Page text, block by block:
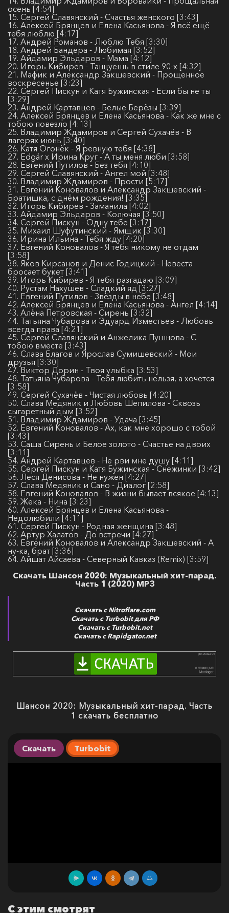
осень [4:54]
15. Сергей Славянский - Счастья женского [3:43]
16. Алексей Брянцев и Елена Касьянова - Я всё ещё
тебя люблю [4:17]
17. Андрей Романов - Люблю Тебя [3:30]
18. Андрей Бандера - Любимая [3:52]
19. Айдамир Эльдаров - Мама [4:12]
20. Игорь Кибирев - Танцуешь в стиле 90-х [4:32]
21. Мафик и Александр Закшевский - Прощенное
воскресенье [3:23]
22. Сергей Пискун и Катя Бужинская - Если бы не ты
[3:29]
23. Андрей Картавцев - Белые Берёзы [3:39]
24. Алексей Брянцев и Елена Касьянова - Как же мне с
тобою повезло [4:13]
25. Владимир Ждамиров и Сергей Сухачёв - В
лагерях июнь [3:40]
26. Катя Огонёк - Я ревную тебя [4:38]
27. Edgär x Ирина Круг - А ты меня люби [3:58]
28. Евгений Путилов - Без тебя [4:10]
29. Сергей Славянский - Ангел мой [3:48]
30. Владимир Ждамиров - Прости [5:17]
31. Евгений Коновалов и Александр Закшевский -
Братишка, с днём рождения! [3:35]
32. Игорь Кибирев - Заманила [4:02]
33. Айдамир Эльдаров - Колючая [3:50]
34. Сергей Пискун - Одну тебе [3:17]
35. Михаил Шуфутинский - Ямщик [3:30]
36. Ирина Ильина - Тебя жду [4:20]
37. Евгений Коновалов - Я тебя никому не отдам
[3:58]
38. Яков Кирсанов и Денис Годицкий - Невеста
бросает букет [3:41]
39. Игорь Кибирев - Я тебя разгадаю [3:09]
40. Рустам Нахушев - Сладкий яд [3:27]
41. Евгений Путилов - Звёзды в небе [3:48]
42. Алексей Брянцев и Елена Касьянова - Ангел [4:14]
43. Алёна Петровская - Сирень [3:32]
44. Татьяна Чубарова и Эдуард Изместьев - Любовь
всегда права [4:21]
45. Сергей Славянский и Анжелика Пушнова - С
тобою вместе [3:43]
46. Слава Благов и Ярослав Сумишевский - Мои
друзья [3:30]
47. Виктор Дорин - Твоя улыбка [3:53]
48. Татьяна Чубарова - Тебя любить нельзя, а хочется
[3:58]
49. Сергей Сухачёв - Чистая любовь [4:20]
50. Слава Медяник и Любовь Шепилова - Сквозь
сыгаретный дым [3:52]
51. Владимир Ждамиров - Удача [3:45]
52. Евгений Коновалов - Ах, как мне хорошо с тобой
[3:43]
53. Саша Сирень и Белое золото - Счастье на двоих
[3:11]
54. Андрей Картавцев - Не рви мне душу [4:11]
55. Сергей Пискун и Катя Бужинская - Снежинки [3:42]
56. Леся Денисова - Не нужен [4:27]
57. Слава Медяник и Сано - Диалог [2:58]
58. Евгений Коновалов - В жизни бывает всякое [4:13]
59. Жека - Нина [3:23]
60. Алексей Брянцев и Елена Касьянова -
Недолюбили [4:11]
61. Сергей Пискун - Родная женщина [3:48]
62. Артур Халатов - До встречи [4:27]
63. Евгений Коновалов и Александр Закшевский - А
ну-ка, брат [3:36]
64. Айшат Айсаева - Северный Кавказ (Remix) [3:59]
Скачать Шансон 2020: Музыкальный хит-парад.
Часть 1 (2020) MP3
Скачать с Nitroflare.com
Скачать с Turbobit для РФ
Скачать с Turbobit.net
Скачать с Rapidgator.net
Шансон 2020: Музыкальный хит-парад. Часть
1 скачать бесплатно
Скачать Turbobit
С этим смотрят